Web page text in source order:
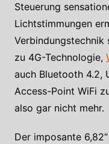
Steuerung
Lichtstimmungen
Verbindungstechnik
zu 4G-Technologie,
auch Bluetooth 4.2,
Access-Point WiFi
also gar nicht mehr.
Der imposante